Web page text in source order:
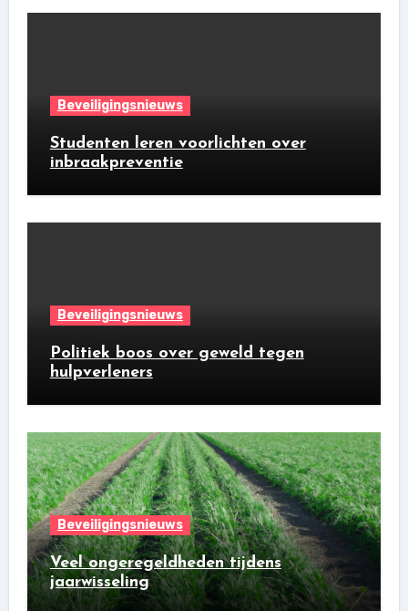
Beveiligingsnieuws
Studenten leren voorlichten over
inbraakpreventie
Beveiligingsnieuws
Politiek boos over geweld tegen
hulpverleners
Beveiligingsnieuws
Veel ongeregeldheden tijdens
jaarwisseling